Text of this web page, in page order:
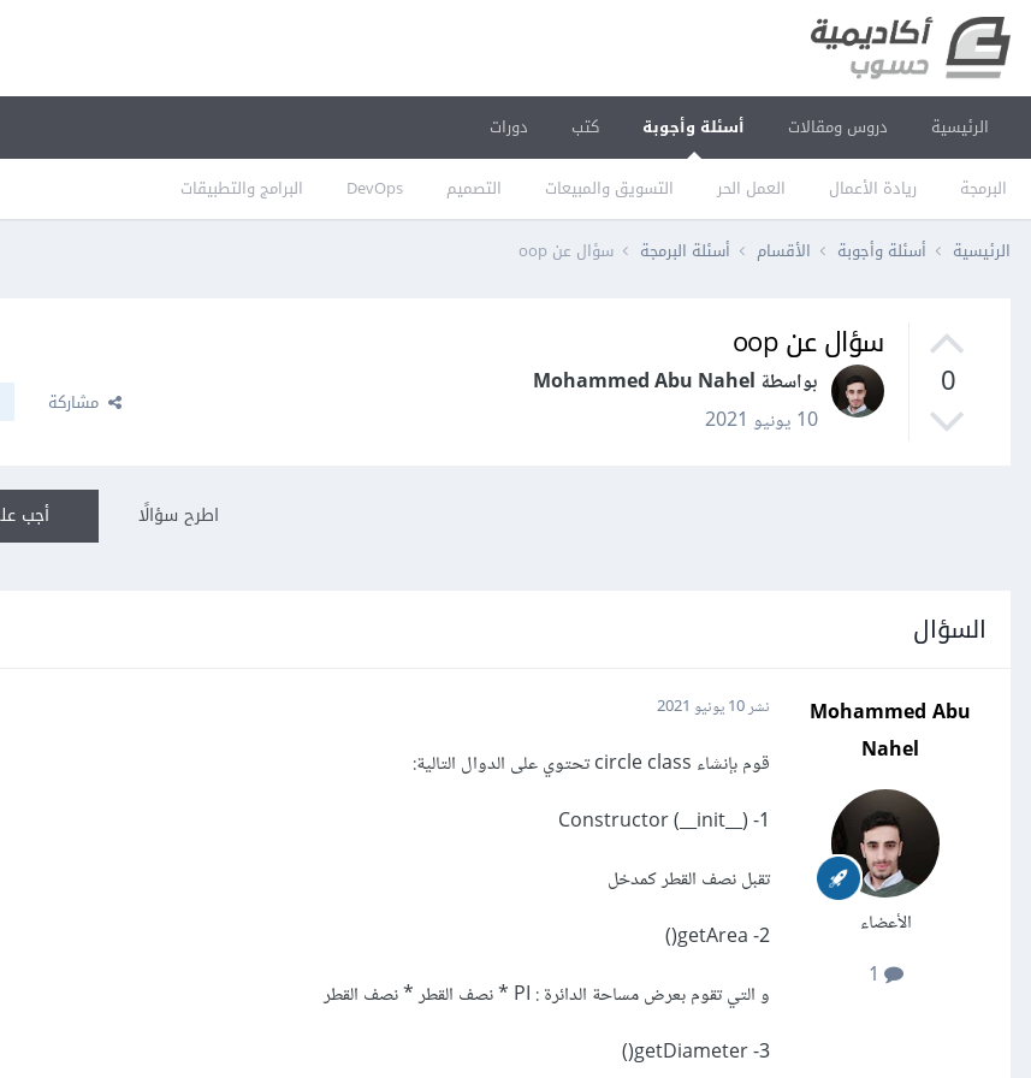
الرئيسية دروس ومقالات أسئلة وأجوبة
البرمجة ريادة الأعمال العمل الحر التسويق والمبيعات التصميم DevOps البرامج والتطبيقات
كتب دورات
الرئيسية أسئلة وأجوبة الأقسام أسئلة البرمجة سؤال عن oop
0
سؤال عن oop
بواسطة Mohammed Abu Nahel
10 يونيو 2021
مشاركة
أجب اطرح سؤالًا
السؤال
Mohammed Abu
Nahel
الأعضاء
نشر10 يونيو 2021
قوم بإنشاء circle class تحتوي على الدوال التالية:
1- Constructor (__init__)
تقبل نصف القطر كمدخل
2- getArea()
و التي تقوم بعرض مساحة الدائرة : PI * نصف القطر * نصف القطر
3- getDiameter()